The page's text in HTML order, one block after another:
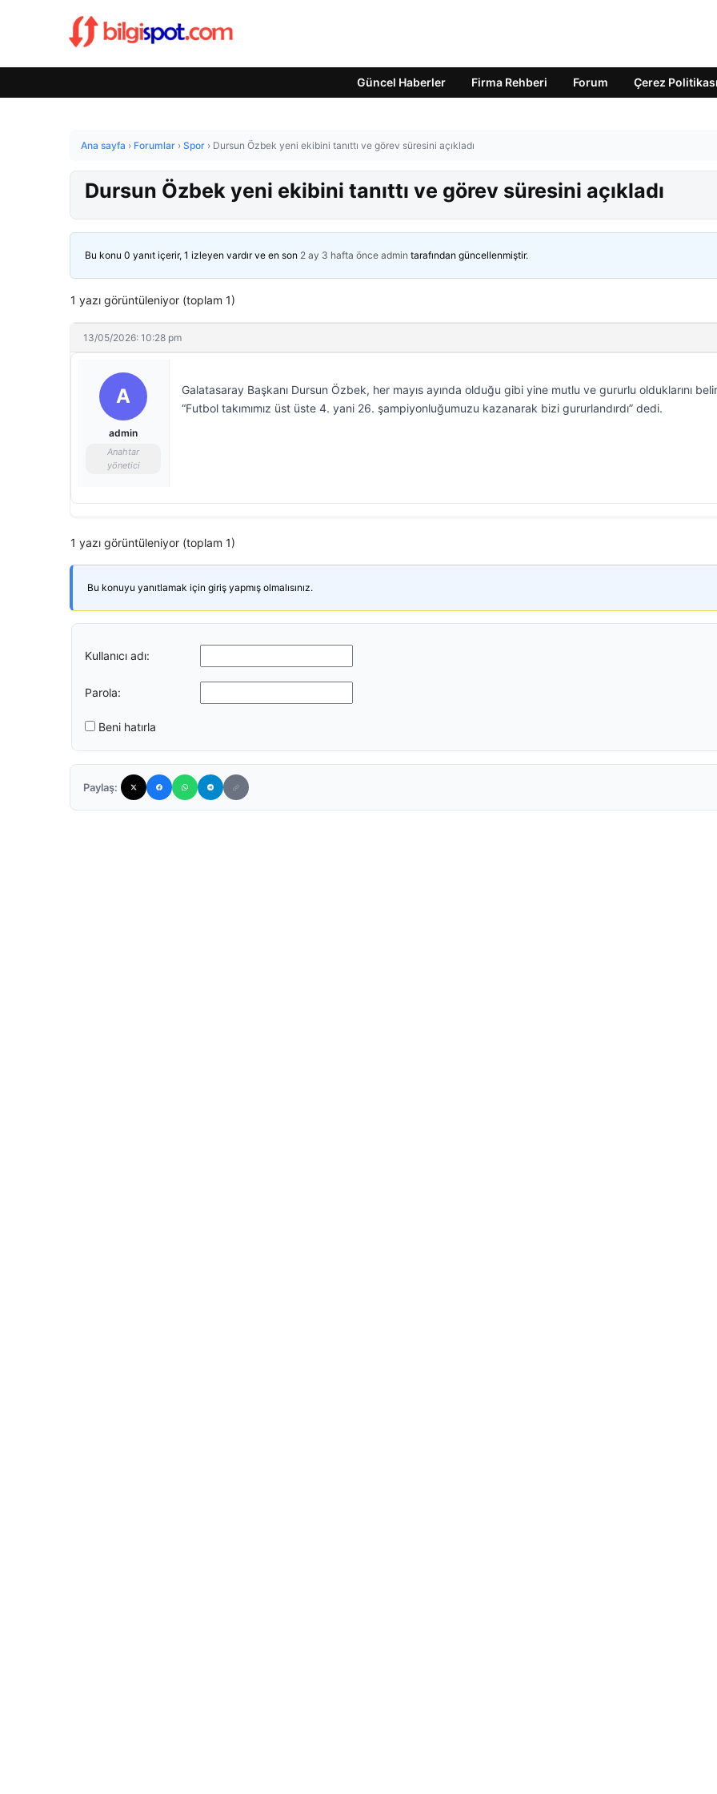
Güncel Haberler Firma Rehberi Forum Çerez Politikası
Ana sayfa › Forumlar › Spor › Dursun Özbek yeni ekibini tanıttı ve görev süresini açıkladı
Dursun Özbek yeni ekibini tanıttı ve görev süresini açıkladı
Bu konu 0 yanıt içerir, 1 izleyen vardır ve en son 2 ay 3 hafta önce admin tarafından güncellenmiştir.
1 yazı görüntüleniyor (toplam 1)
13/05/2026: 10:28 pm
A
admin
Anahtar
yönetici
Galatasaray Başkanı Dursun Özbek, her mayıs ayında olduğu gibi yine mutlu ve gururlu olduklarını
“Futbol takımımız üst üste 4. yani 26. şampiyonluğumuzu kazanarak bizi gururlandırdı” dedi.
1 yazı görüntüleniyor (toplam 1)
Bu konuyu yanıtlamak için giriş yapmış olmalısınız.
Kullanıcı adı:
Parola:
Beni hatırla
Paylaş: